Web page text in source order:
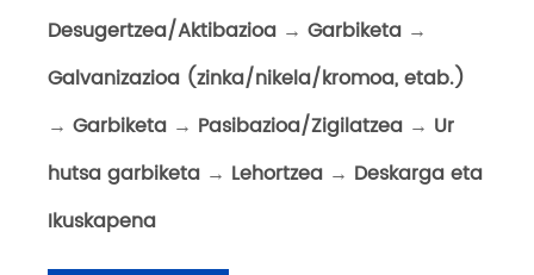
Desugertzea/Aktibazioa → Garbiketa →
Galvanizazioa (zinka/nikela/kromoa, etab.)
→ Garbiketa → Pasibazioa/Zigilatzea → Ur
hutsa garbiketa → Lehortzea → Deskarga eta
Ikuskapena